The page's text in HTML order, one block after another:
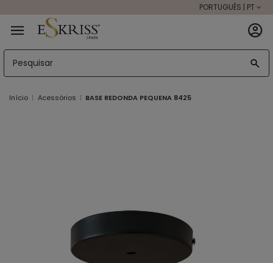
PORTUGUÊS | PT
Início Acessórios BASE REDONDA PEQUENA 8425